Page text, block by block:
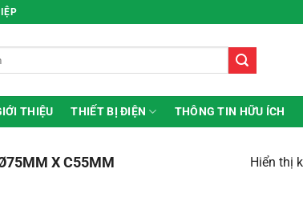
THIỆU THIẾT BỊ ĐIỆN THÔNG TIN HỮU ÍCH
X C55MM Hiển thị